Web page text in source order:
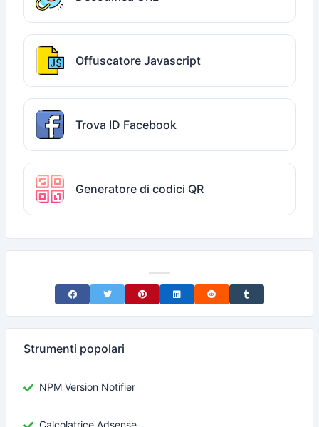
Offuscatore Javascript
Trova ID Facebook
Generatore di codici QR
Share on Facebook
Share on TwitterShare on Pinterest
Share on LinkedIn
Share on RedditShare on Tumblr
Strumenti popolari
NPM Version Notifier
Calcolatrice Adsense